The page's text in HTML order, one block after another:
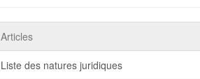
Articles
Liste des natures juridiques